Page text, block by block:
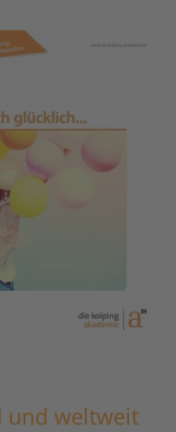
und weltweit